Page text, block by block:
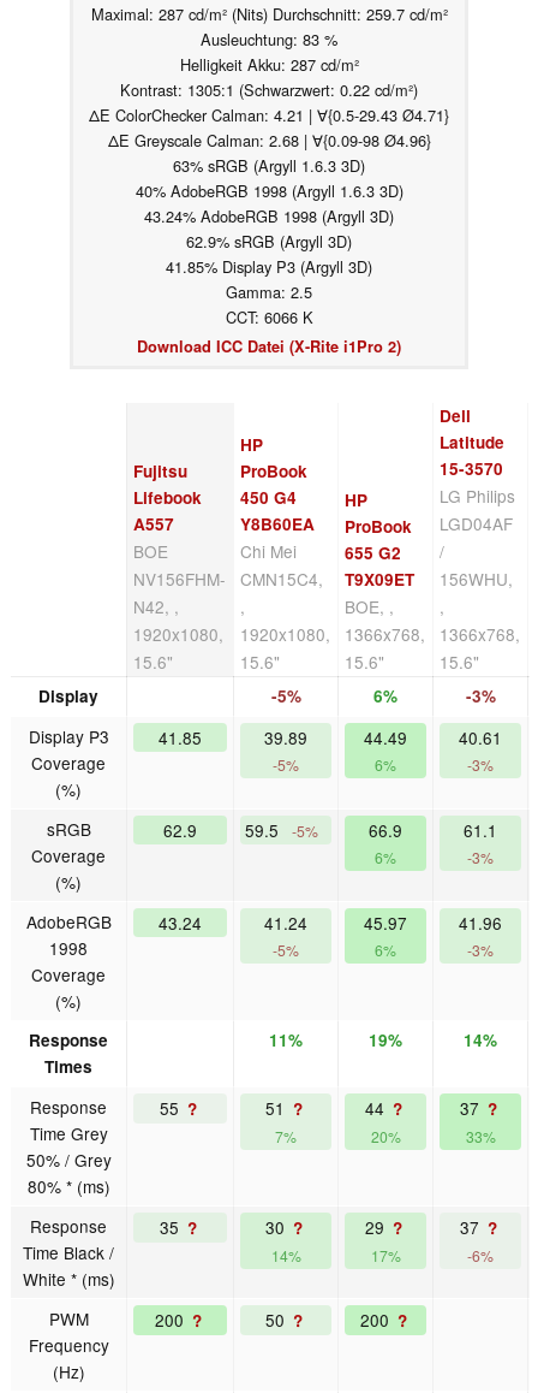
Maximal: 287 cd/m² (Nits) Durchschnitt: 259.7 cd/m²
Ausleuchtung: 83 %
Helligkeit Akku: 287 cd/m²
Kontrast: 1305:1 (Schwarzwert: 0.22 cd/m²)
ΔE ColorChecker Calman: 4.21 | ∀{0.5-29.43 Ø4.71}
ΔE Greyscale Calman: 2.68 | ∀{0.09-98 Ø4.96}
63% sRGB (Argyll 1.6.3 3D)
40% AdobeRGB 1998 (Argyll 1.6.3 3D)
43.24% AdobeRGB 1998 (Argyll 3D)
62.9% sRGB (Argyll 3D)
41.85% Display P3 (Argyll 3D)
Gamma: 2.5
CCT: 6066 K
Download ICC Datei (X-Rite i1Pro 2)
Fujitsu
Lifebook
A557
BOE
NV156FHM-
N42, ,
1920x1080,
15.6"
HP
ProBook
450 G4
Y8B60EA
Chi Mei
CMN15C4,
,
1920x1080,
15.6"
HP
ProBook
655 G2
T9X09ET
BOE, ,
1366x768,
15.6"
Dell
Latitude
15-3570
LG Philips
LGD04AF
/
156WHU,
,
1366x768,
15.6"
Display -5% 6% -3%
Display P3
Coverage
(%)
41.85 39.89
-5%
44.49
6%
40.61
-3%
sRGB
Coverage
(%)
62.9 59.5 -5% 66.9
6%
61.1
-3%
AdobeRGB
1998
Coverage
(%)
43.24 41.24
-5%
45.97
6%
41.96
-3%
Response
Times
11% 19% 14%
Response
Time Grey
50% / Grey
80% * (ms)
55 ? 51 ?
7%
44 ?
20%
37 ?
33%
Response
Time Black /
White * (ms)
35 ? 30 ?
14%
29 ?
17%
37 ?
-6%
PWM
Frequency
(Hz)
200 ? 50 ? 200 ?